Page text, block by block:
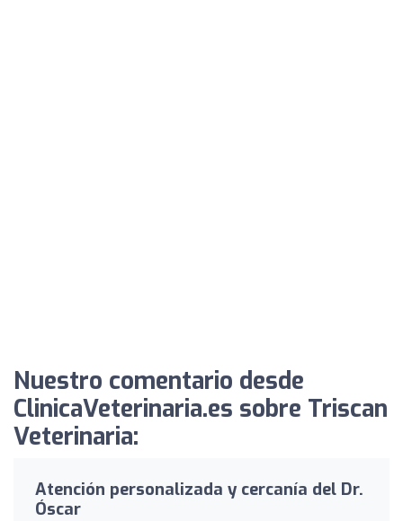
Nuestro comentario desde
ClinicaVeterinaria.es sobre Triscan
Veterinaria:
Atención personalizada y cercanía del Dr.
Óscar